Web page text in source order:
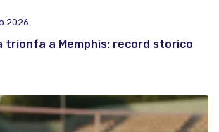
2026
trionfa a Memphis: record storico